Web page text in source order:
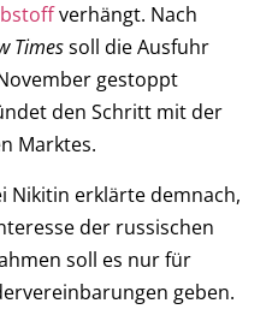
verhängt. Nach
Timessoll die Ausfuhr
gestoppt
den Schritt mit der
Marktes.
erklärte demnach,
der russischen
soll es nur für
geben.